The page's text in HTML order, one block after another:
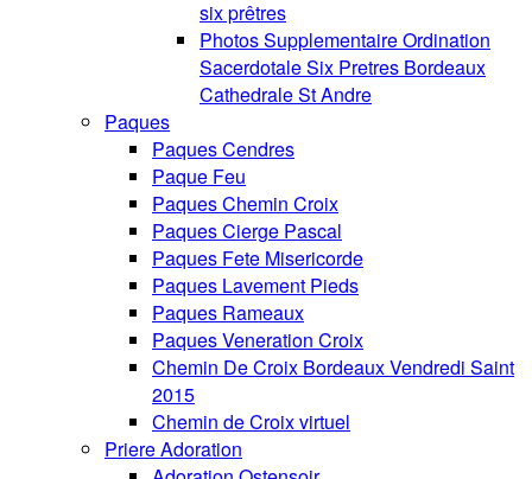
six prêtres
Photos Supplementaire Ordination
Sacerdotale Six Pretres Bordeaux
Cathedrale St Andre
Paques
Paques Cendres
Paque Feu
Paques Chemin Croix
Paques Cierge Pascal
Paques Fete Misericorde
Paques Lavement Pieds
Paques Rameaux
Paques Veneration Croix
Chemin De Croix Bordeaux Vendredi Saint
2015
Chemin de Croix virtuel
Priere Adoration